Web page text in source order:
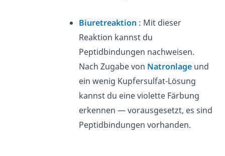
Biuretreaktion : Mit dieser
Reaktion kannst du
Peptidbindungen nachweisen.
Nach Zugabe von Natronlage und
ein wenig Kupfersulfat-Lösung
kannst du eine violette Färbung
erkennen — vorausgesetzt, es sind
Peptidbindungen vorhanden.